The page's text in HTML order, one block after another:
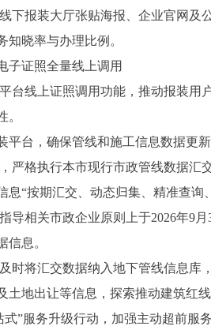
下报装大厅张贴海报、企业官网
知晓率与办理比例。
子证照全量线上调用
台线上证照调用功能，推动报装
。
平台，确保管线和施工信息数据更
严格执行本市现行市政管线数据
息“按期汇交、动态归集、精准查询
导相关市政企业原则上于2026年9
信息。
时将汇交数据纳入地下管线信息
土地出让等信息，探索推动建筑红
式”服务升级行动，加强主动超前